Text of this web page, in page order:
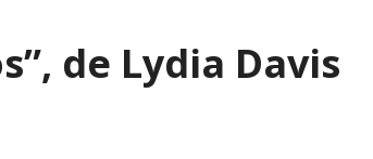
de Lydia Davis